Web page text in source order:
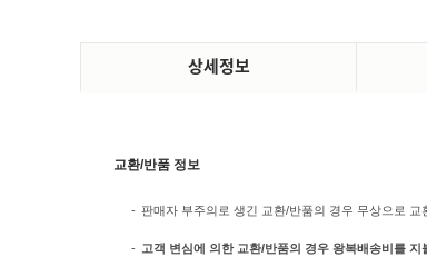
상세정보
교환/반품 정보
- 판매자 부주의로 생긴 교환/반품의 경우 무상으로
- 고객 변심에 의한 교환/반품의 경우 왕복배송비를 지